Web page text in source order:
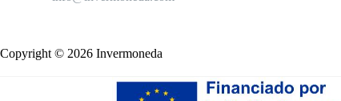
Copyright © 2026 Invermoneda